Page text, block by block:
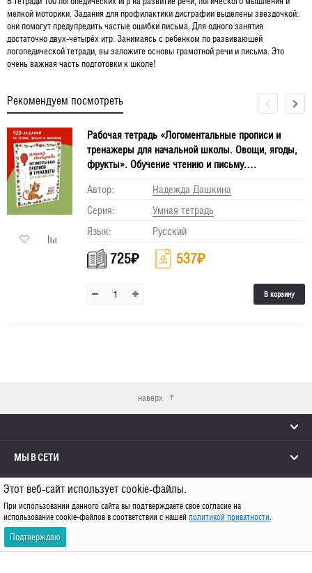
Этот веб-сайт использует cookie-файлы.
При использовании данного сайта вы подтверждаете свое согласие на
использование cookie-файлов в соответствии с нашей политикой приватности.
Подтверждаю
мелкой моторики. Задания для профилактики дисграфии выделены звездочкой:
они помогут предупредить частые ошибки письма. Для одного занятия
достаточно двух-четырёх игр. Занимаясь с ребенком по развивающей
логопедической тетради, вы заложите основы грамотной речи и письма. Это
очень важная часть подготовки к школе!
Рекомендуем посмотреть
Рабочая тетрадь «Логоментальные прописи и
тренажеры для начальной школы. Овощи, ягоды,
фрукты». Обучение чтению и письму.
Автор:
Надежда Дашкина
Серия:
Умная тетрадь
Язык:
Русский
725₽ 537₽
В корзину
наверх
МЫ В СЕТИ
КОНТАКТЫ